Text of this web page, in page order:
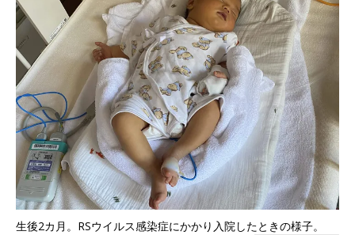
生後2カ月。RSウイルス感染症にかかり入院したときの様子。